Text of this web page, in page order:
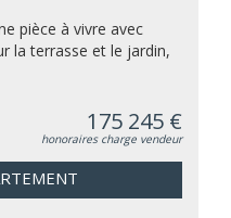
pièce à vivre avec
la terrasse et le jardin,
175 245 €
honoraires charge vendeur